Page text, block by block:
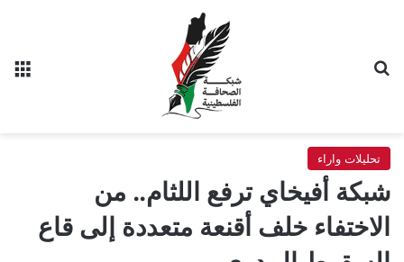
تحليلات واراء
شبكة أفيخاي ترفع اللثام.. من
الاختفاء خلف أقنعة متعددة إلى قاع